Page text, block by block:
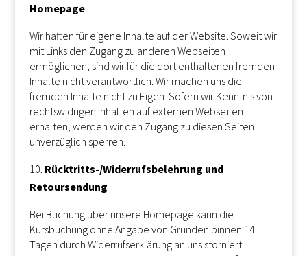
Homepage
Wir haften für eigene Inhalte auf der Website. Soweit wir
mit Links den Zugang zu anderen Webseiten
ermöglichen, sind wir für die dort enthaltenen fremden
Inhalte nicht verantwortlich. Wir machen uns die
fremden Inhalte nicht zu Eigen. Sofern wir Kenntnis von
rechtswidrigen Inhalten auf externen Webseiten
erhalten, werden wir den Zugang zu diesen Seiten
unverzüglich sperren.
Rücktritts-/Widerrufsbelehrung und
Retoursendung
Bei Buchung über unsere Homepage kann die
Kursbuchung ohne Angabe von Gründen binnen 14
Tagen durch Widerrufserklärung an uns storniert